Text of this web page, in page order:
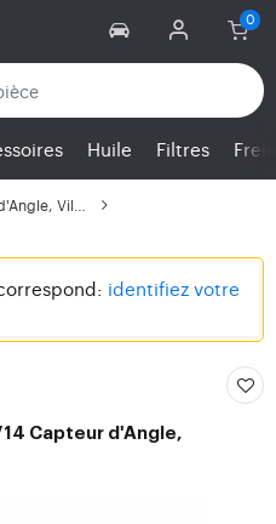
Huile Filtres
identifiez votre
Capteur d'Angle,